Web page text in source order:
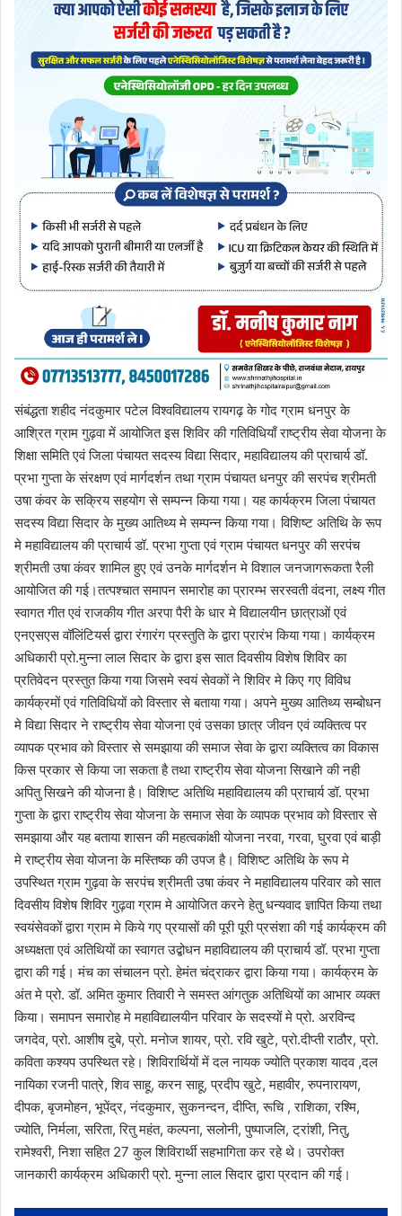
संबंद्धता शहीद नंदकुमार पटेल विश्वविद्यालय रायगढ़ के गोद ग्राम धनपुर के
आश्रित ग्राम गुढ़वा में आयोजित इस शिविर की गतिविधियाँ राष्ट्रीय सेवा योजना के
शिक्षा समिति एवं जिला पंचायत सदस्य विद्या सिदार, महाविद्यालय की प्राचार्य डॉ.
प्रभा गुप्ता के संरक्षण एवं मार्गदर्शन तथा ग्राम पंचायत धनपुर की सरपंच श्रीमती
उषा कंवर के सक्रिय सहयोग से सम्पन्न किया गया। यह कार्यक्रम जिला पंचायत
सदस्य विद्या सिदार के मुख्य आतिथ्य मे सम्पन्न किया गया। विशिष्ट अतिथि के रूप
मे महाविद्यालय की प्राचार्य डॉ. प्रभा गुप्ता एवं ग्राम पंचायत धनपुर की सरपंच
श्रीमती उषा कंवर शामिल हुए एवं उनके मार्गदर्शन मे विशाल जनजागरूकता रैली
आयोजित की गई।तत्पश्चात समापन समारोह का प्रारम्भ सरस्वती वंदना, लक्ष्य गीत
स्वागत गीत एवं राजकीय गीत अरपा पैरी के धार मे विद्यालयीन छात्राओं एवं
एनएसएस वॉलिंटियर्स द्वारा रंगारंग प्रस्तुति के द्वारा प्रारंभ किया गया। कार्यक्रम
अधिकारी प्रो.मुन्ना लाल सिदार के द्वारा इस सात दिवसीय विशेष शिविर का
प्रतिवेदन प्रस्तुत किया गया जिसमे स्वयं सेवकों ने शिविर मे किए गए विविध
कार्यक्रमों एवं गतिविधियों को विस्तार से बताया गया। अपने मुख्य आतिथ्य सम्बोधन
मे विद्या सिदार ने राष्ट्रीय सेवा योजना एवं उसका छात्र जीवन एवं व्यक्तित्व पर
व्यापक प्रभाव को विस्तार से समझाया की समाज सेवा के द्वारा व्यक्तित्व का विकास
किस प्रकार से किया जा सकता है तथा राष्ट्रीय सेवा योजना सिखाने की नही
अपितु सिखने की योजना है। विशिष्ट अतिथि महाविद्यालय की प्राचार्य डॉ. प्रभा
गुप्ता के द्वारा राष्ट्रीय सेवा योजना के समाज सेवा के व्यापक प्रभाव को विस्तार से
समझाया और यह बताया शासन की महत्वकांक्षी योजना नरवा, गरवा, घुरवा एवं बाड़ी
मे राष्ट्रीय सेवा योजना के मस्तिष्क की उपज है। विशिष्ट अतिथि के रूप मे
उपस्थित ग्राम गुढ़वा के सरपंच श्रीमती उषा कंवर ने महाविद्यालय परिवार को सात
दिवसीय विशेष शिविर गुढ़वा ग्राम मे आयोजित करने हेतु धन्यवाद ज्ञापित किया तथा
स्वयंसेवकों द्वारा ग्राम मे किये गए प्रयासों की पूरी पूरी प्रसंशा की गई कार्यक्रम की
अध्यक्षता एवं अतिथियों का स्वागत उद्बोधन महाविद्यालय की प्राचार्य डॉ. प्रभा गुप्ता
द्वारा की गई। मंच का संचालन प्रो. हेमंत चंद्राकर द्वारा किया गया। कार्यक्रम के
अंत मे प्रो. डॉ. अमित कुमार तिवारी ने समस्त आंगतुक अतिथियों का आभार व्यक्त
किया। समापन समारोह मे महाविद्यालयीन परिवार के सदस्यों मे प्रो. अरविन्द
जगदेव, प्रो. आशीष दुबे, प्रो. मनोज शायर, प्रो. रवि खुटे, प्रो.दीप्ती राठौर, प्रो.
कविता कश्यप उपस्थित रहे। शिविरार्थियों में दल नायक ज्योति प्रकाश यादव ,दल
नायिका रजनी पात्रे, शिव साहू, करन साहू, प्रदीप खुटे, महावीर, रुपनारायण,
दीपक, बृजमोहन, भूपेंद्र, नंदकुमार, सुकनन्दन, दीप्ति, रूचि , राशिका, रश्मि,
ज्योति, निर्मला, सरिता, रितु महंत, कल्पना, सलोनी, पुष्पाजलि, ट्रांशी, नितु,
रामेश्वरी, निशा सहित 27 कुल शिविरार्थी सहभागिता कर रहे थे। उपरोक्त
जानकारी कार्यक्रम अधिकारी प्रो. मुन्ना लाल सिदार द्वारा प्रदान की गई।